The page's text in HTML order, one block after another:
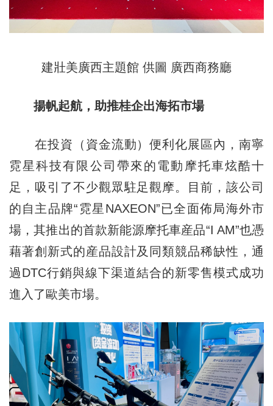
建壯美廣西主題館 供圖 廣西商務廳
揚帆起航，助推桂企出海拓市場
在投資（資金流動）便利化展區內，南寧
霓星科技有限公司帶來的電動摩托車炫酷十
足，吸引了不少觀眾駐足觀摩。目前，該公司
的自主品牌“霓星NAXEON”已全面佈局海外市
場，其推出的首款新能源摩托車産品“I AM”也憑
藉著創新式的産品設計及同類競品稀缺性，通
過DTC行銷與線下渠道結合的新零售模式成功
進入了歐美市場。